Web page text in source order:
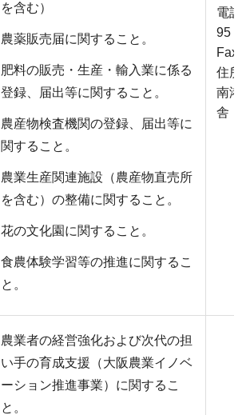
を含む）
農薬販売届に関すること。
肥料の販売・生産・輸入業に係る
登録、届出等に関すること。
農産物検査機関の登録、届出等に
関すること。
農業生産関連施設（農産物直売所
を含む）の整備に関すること。
花の文化園に関すること。
食農体験学習等の推進に関するこ
と。
電話
95
Fax
住所
南港
舎（
農業者の経営強化および次代の担
い手の育成支援（大阪農業イノベ
ーション推進事業）に関するこ
と。